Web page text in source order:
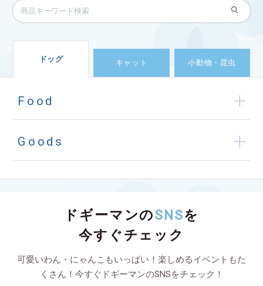
ドッグ キャット 小動物・昆虫
Food
Goods
ドギーマンのSNSを
今すぐチェック
可愛いわん・にゃんこもいっぱい！楽しめるイベントもた
くさん！今すぐドギーマンのSNSをチェック！